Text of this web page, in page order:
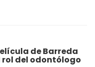
de Barreda
rol del odontólogo